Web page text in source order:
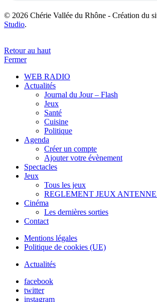
© 2026 Chérie Vallée du Rhône - Création du
Studio.
Retour au haut
Fermer
WEB RADIO
Actualités
Journal du Jour – Flash
Jeux
Santé
Cuisine
Politique
Agenda
Créer un compte
Ajouter votre évènement
Spectacles
Jeux
Tous les jeux
REGLEMENT JEUX
Cinéma
Les dernières sorties
Contact
Mentions légales
Politique de cookies (UE)
Actualités
facebook
twitter
instagram